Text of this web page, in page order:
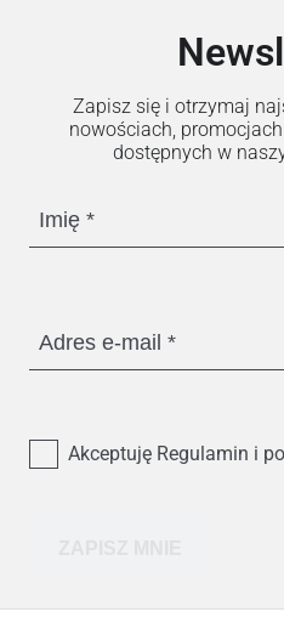
Zapisz się i otrzymaj
nowościach,
dostępnych w
Imię
Adres e-mail
Akceptuję Regulamin i